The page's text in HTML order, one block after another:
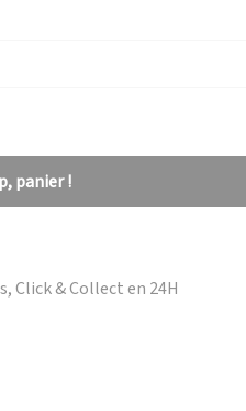
panier !
Click & Collect en 24H